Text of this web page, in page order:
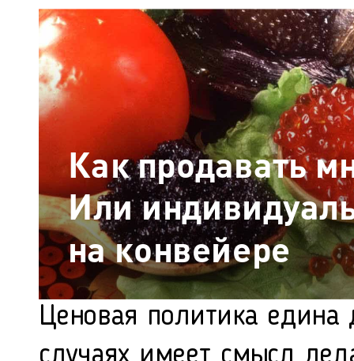
Как продавать
Или
на конвейере
Ценовая политика едина